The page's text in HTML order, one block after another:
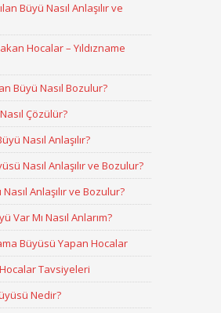
Büyü Nasıl Anlaşılır ve
Hocalar – Yıldızname
Büyü Nasıl Bozulur?
Çözülür?
Nasıl Anlaşılır?
Nasıl Anlaşılır ve Bozulur?
Anlaşılır ve Bozulur?
Var Mı Nasıl Anlarım?
Büyüsü Yapan Hocalar
Tavsiyeleri
Nedir?